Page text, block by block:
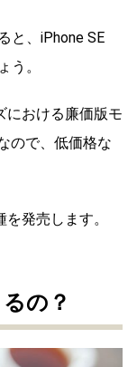
と、iPhone SE
う。
における廉価版モ
ので、低価格な
発売します。
の？